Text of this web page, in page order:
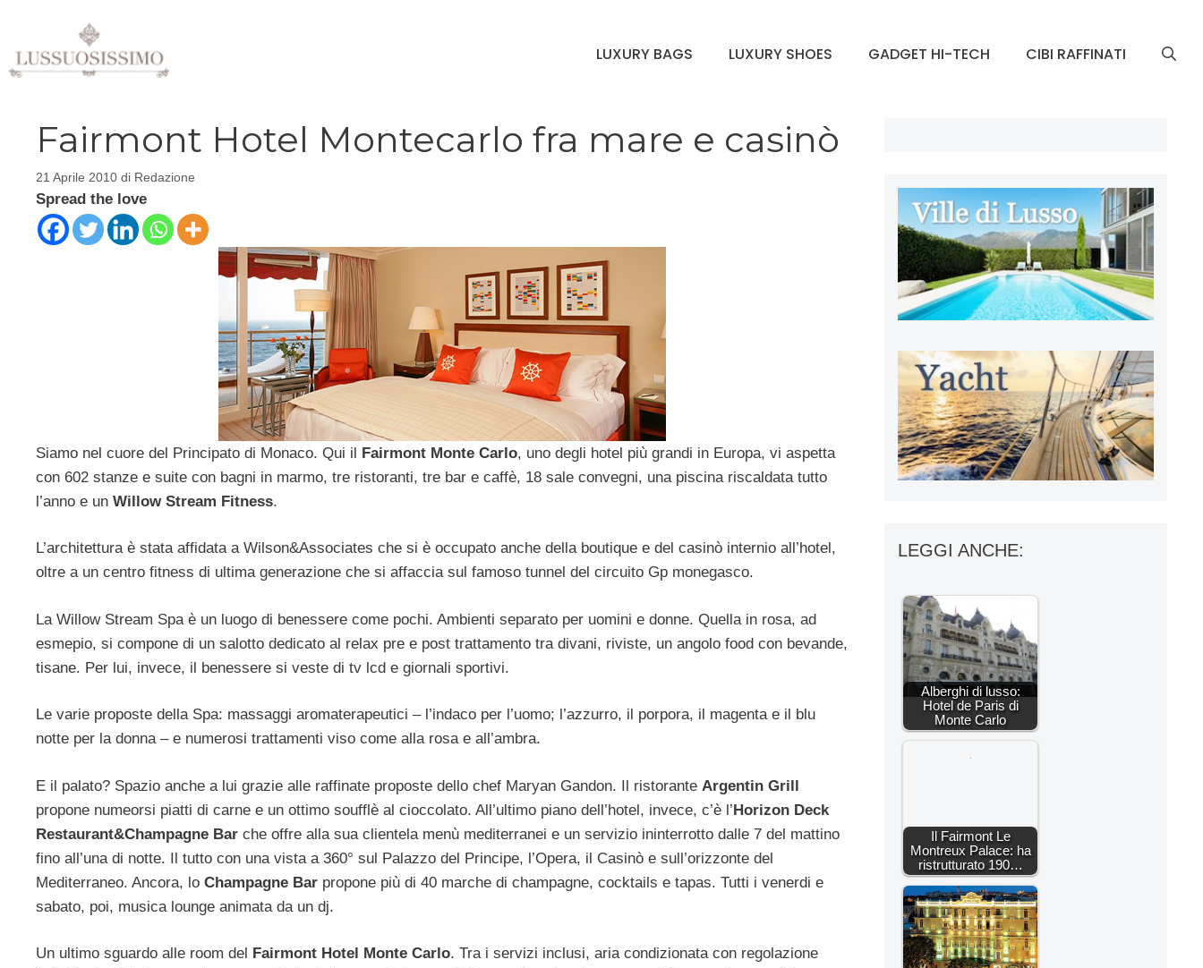
contenuto
LUXURY BAGS LUXURY SHOES GADGET HI-TECH CIBI RAFFINATI
Fairmont Hotel Montecarlo fra mare e casinò
21 Aprile 2010 di Redazione
Spread the love
Siamo nel cuore del Principato di Monaco. Qui il Fairmont Monte Carlo, uno degli hotel più grandi in Europa, vi aspetta
con 602 stanze e suite con bagni in marmo, tre ristoranti, tre bar e caffè, 18 sale convegni, una piscina riscaldata tutto
l’anno e un Willow Stream Fitness.
L’architettura è stata affidata a Wilson&Associates che si è occupato anche della boutique e del casinò internio all’hotel,
oltre a un centro fitness di ultima generazione che si affaccia sul famoso tunnel del circuito Gp monegasco.
La Willow Stream Spa è un luogo di benessere come pochi. Ambienti separato per uomini e donne. Quella in rosa, ad
esmepio, si compone di un salotto dedicato al relax pre e post trattamento tra divani, riviste, un angolo food con bevande,
tisane. Per lui, invece, il benessere si veste di tv lcd e giornali sportivi.
Le varie proposte della Spa: massaggi aromaterapeutici – l’indaco per l’uomo; l’azzurro, il porpora, il magenta e il blu
notte per la donna – e numerosi trattamenti viso come alla rosa e all’ambra.
E il palato? Spazio anche a lui grazie alle raffinate proposte dello chef Maryan Gandon. Il ristorante Argentin Grill
propone numeorsi piatti di carne e un ottimo soufflè al cioccolato. All’ultimo piano dell’hotel, invece, c’è l’Horizon Deck
Restaurant&Champagne Bar che offre alla sua clientela menù mediterranei e un servizio ininterrotto dalle 7 del mattino
fino all’una di notte. Il tutto con una vista a 360° sul Palazzo del Principe, l’Opera, il Casinò e sull’orizzonte del
Mediterraneo. Ancora, lo Champagne Bar propone più di 40 marche di champagne, cocktails e tapas. Tutti i venerdi e
sabato, poi, musica lounge animata da un dj.
Un ultimo sguardo alle room del Fairmont Hotel Monte Carlo. Tra i servizi inclusi, aria condizionata con regolazione
LEGGI ANCHE:
Alberghi di lusso:
Hotel de Paris di
Monte Carlo
Il Fairmont Le
Montreux Palace: ha
ristrutturato 190…